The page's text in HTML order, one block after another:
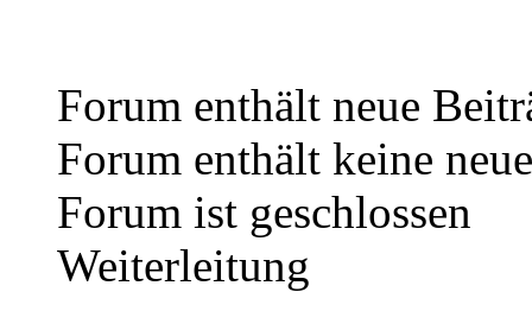
Forum enthält neue
Forum enthält keine
Forum ist geschlossen
Weiterleitung